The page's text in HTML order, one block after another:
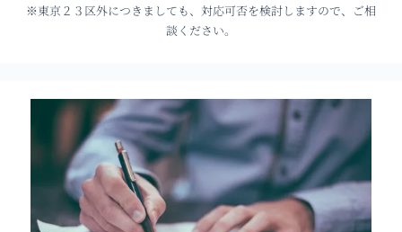
※東京２３区外につきましても、対応可否を検討しますので、ご相
談ください。